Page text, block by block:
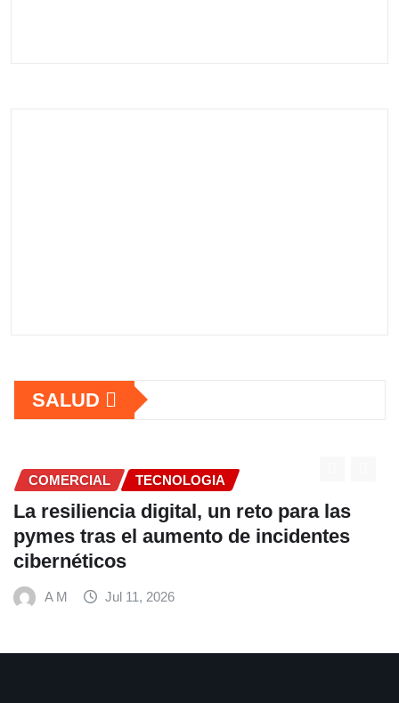
SALUD
TECNOLOGIA
digital, un reto para las
tras el aumento de incidentes
Jul 11, 2026